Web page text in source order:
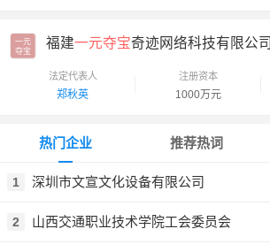
一元
夺宝
福建一元夺宝奇迹网络科技有限公司
法定代表人
郑秋英
注册资本
1000万元
热门企业
1 深圳市文宣文化设备有限公司
2 山西交通职业技术学院工会委员会
推荐热词